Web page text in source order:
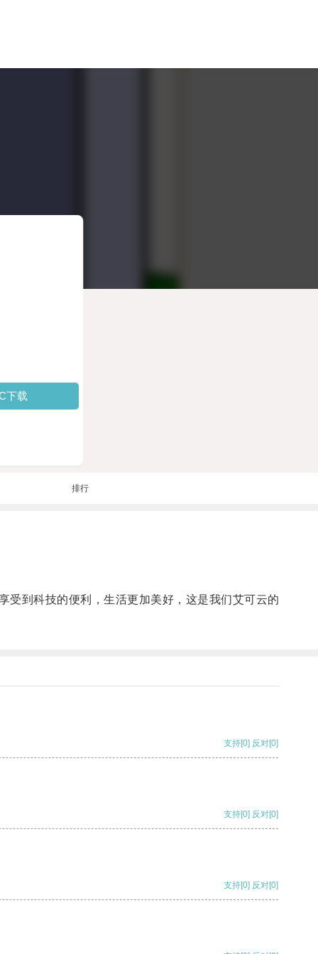
下载
排行
到科技的便利，生活更加美好，这是我们艾可云的
支持[0] 反对[0]
支持[0] 反对[0]
支持[0] 反对[0]